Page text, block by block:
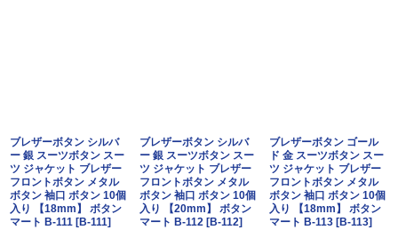
ブレザーボタン シルバ
ー 銀 スーツボタン スー
ツ ジャケット ブレザー
フロントボタン メタル
ボタン 袖口 ボタン 10個
入り 【18mm】 ボタン
マート B-111 [B-111]
ブレザーボタン シルバ
ー 銀 スーツボタン スー
ツ ジャケット ブレザー
フロントボタン メタル
ボタン 袖口 ボタン 10個
入り 【20mm】 ボタン
マート B-112 [B-112]
ブレザーボタン ゴール
ド 金 スーツボタン スー
ツ ジャケット ブレザー
フロントボタン メタル
ボタン 袖口 ボタン 10個
入り 【18mm】 ボタン
マート B-113 [B-113]